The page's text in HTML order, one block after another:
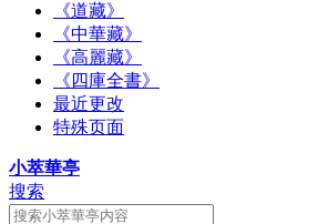
《道藏》
《中華藏》
《高麗藏》
《四庫全書》
最近更改
特殊页面
小萃華亭
搜索